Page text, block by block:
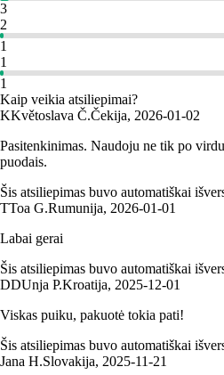
3
2
1
1
1
Kaip veikia atsiliepimai?
KKvětoslava Č.Čekija, 2026‑01‑02
Pasitenkinimas. Naudoju ne tik po
puodais.
Šis atsiliepimas buvo automatiškai
TToa G.Rumunija, 2026‑01‑01
Labai gerai
Šis atsiliepimas buvo automatiškai
DDUnja P.Kroatija, 2025‑12‑01
Viskas puiku, pakuotė tokia pati!
Šis atsiliepimas buvo automatiškai
Jana H.Slovakija, 2025‑11‑21